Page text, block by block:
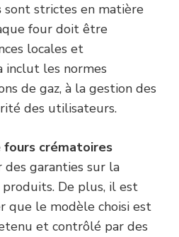
sont strictes en matière
four doit être
locales et
inclut les normes
de gaz, à la gestion des
des utilisateurs.
fours crématoires
garanties sur la
De plus, il est
que le modèle choisi est
et contrôlé par des